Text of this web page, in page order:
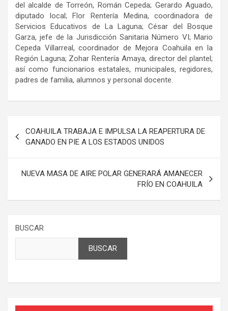
del alcalde de Torreón, Román Cepeda; Gerardo Aguado,
diputado local; Flor Rentería Medina, coordinadora de
Servicios Educativos de La Laguna; César del Bosque
Garza, jefe de la Jurisdicción Sanitaria Número VI; Mario
Cepeda Villarreal, coordinador de Mejora Coahuila en la
Región Laguna; Zohar Rentería Amaya, director del plantel;
así como funcionarios estatales, municipales, regidores,
padres de familia, alumnos y personal docente.
de
entradas
COAHUILA TRABAJA E IMPULSA LA REAPERTURA DE
GANADO EN PIE A LOS ESTADOS UNIDOS
NUEVA MASA DE AIRE POLAR GENERARÁ AMANECER
FRÍO EN COAHUILA
BUSCAR
BUSCAR